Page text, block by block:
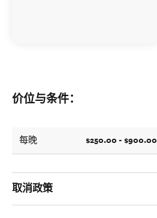
价位与条件：
每晚 $250.00 - $900.00
取消政策